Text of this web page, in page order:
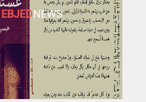
EBJEDNEWS